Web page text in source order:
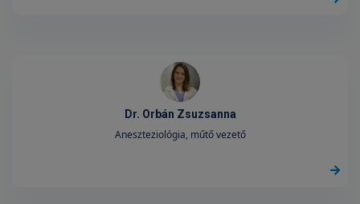
Dr. Orbán Zsuzsanna
Aneszteziológia, műtő vezető